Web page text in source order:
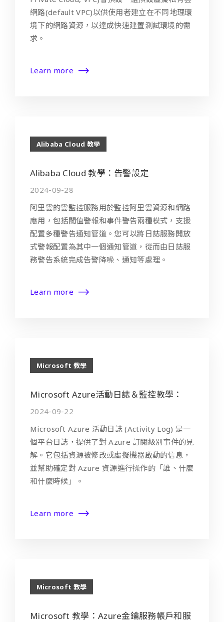
網路(default VPC)以供使用者建立在不同地理環
境下的網路資源，以達成快速建置測試環境的需
求。
Learn more
Alibaba Cloud 教學
Alibaba Cloud 教學：告警設定
2024-09-28
阿里雲的雲監控服務用於監控阿里雲資源和網路
應用，包括閾值警報和事件警告兩種模式，支援
配置多種警告通知管道。您可以將日誌服務開放
式警報配置為其中一個通知管道，從而由日誌服
務警告系統完成告警降噪、通知等處理。
Learn more
Microsoft 教學
Microsoft Azure活動日誌＆監控教學：
2024-09-22
Microsoft Azure 活動日誌 (Activity Log) 是一
個平台日誌，提供了對 Azure 訂閱級別事件的見
解。它包括資源被修改或虛擬機器啟動的信息，
並幫助確定對 Azure 資源進行操作的「誰、什麼
和什麼時候」。
Learn more
Microsoft 教學
Microsoft 教學：Azure金鑰服務帳戶和服